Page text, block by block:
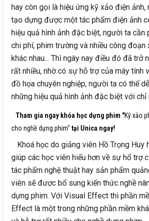
hay còn gọi là hiệu ứng kỹ xảo điện ảnh,
tạo dựng được một tác phẩm điện ảnh
hiệu quả hình ảnh đặc biệt, người ta cần
chi phí, phim trường và nhiều công
khác nhau... Thì ngày nay điều đó đã trở
rất nhiều, nhờ có sự hỗ trợ của máy tính
đồ họa chuyên nghiệp, người ta có thể
những hiệu quả hình ảnh đặc biệt với chỉ
Tham gia ngay khóa học dựng phim "Kỹ xảo
cho nghề dựng phim" tại Unica ngay!
Khoá học do giảng viên Hồ Trọng Huy
giúp các học viên hiểu hơn về sự hổ trợ
tác phẩm nghệ thuật hay sản phẩm
viên sẽ được bổ sung kiến thức nghề
dựng phim. Với Visual Effect thì phần
Effect là một trong những phần mềm